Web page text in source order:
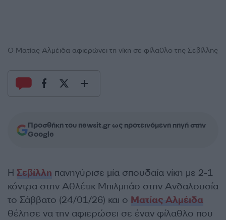
Ο Ματίας Αλμέιδα αφιερώνει τη νίκη σε φίλαθλο της Σεβίλλης
Προσθήκη του newsit.gr ως προτεινόμενη πηγή στην
Google
Η Σεβίλλη πανηγύρισε μία σπουδαία νίκη με 2-1
κόντρα στην Αθλέτικ Μπιλμπάο στην Ανδαλουσία
το Σάββατο (24/01/26) και ο Ματίας Αλμέιδα
θέλησε να την αφιερώσει σε έναν φίλαθλο που